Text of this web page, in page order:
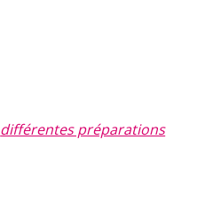
différentes préparations